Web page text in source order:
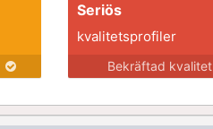
Seriös
kvalitetsprofiler
Bekräftad kvalitet